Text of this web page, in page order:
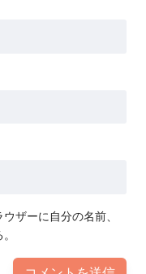
ザーに自分の名前、